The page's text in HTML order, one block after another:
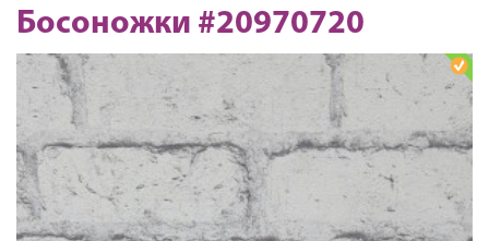
Босоножки #20970720